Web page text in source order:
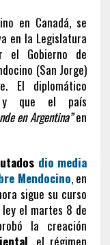
en Canadá, se
en la Legislatura
el Gobierno de
(San Jorge)
El diplomático
que el país
en Argentina”en
dio media
Mendocino, en
sigue su curso
el martes 8 de
la creación
, el régimen